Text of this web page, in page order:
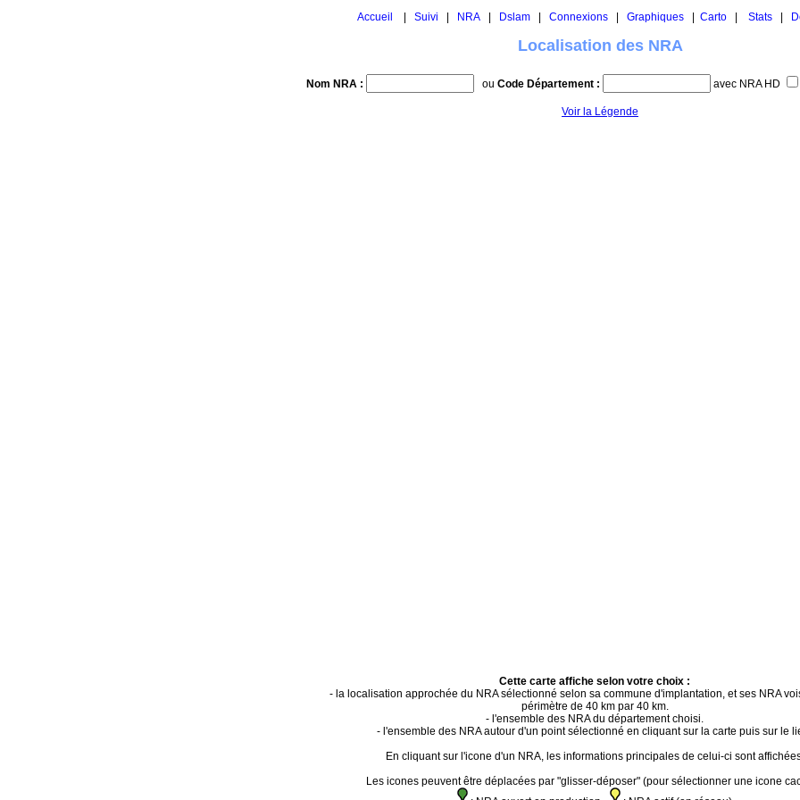
Accueil Suivi NRA Dslam Connexions Graphiques Carto Stats
Localisation des NRA
Nom NRA : ou Code Département : avec NRA HD
Voir la Légende
Cette carte affiche selon votre choix :
- la localisation approchée du NRA sélectionné selon sa commune d'implantation, et ses NRA
périmètre de 40 km par 40 km.
- l'ensemble des NRA du département choisi.
- l'ensemble des NRA autour d'un point sélectionné en cliquant sur la carte puis sur le
En cliquant sur l'icone d'un NRA, les informations principales de celui-ci sont
Les icones peuvent être déplacées par "glisser-déposer" (pour sélectionner une icone